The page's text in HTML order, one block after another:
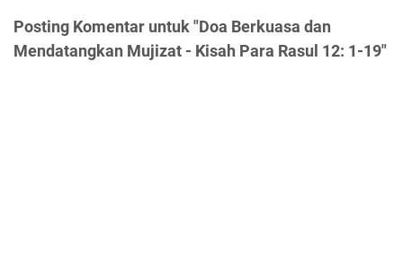
Posting Komentar untuk "Doa Berkuasa dan
Mendatangkan Mujizat - Kisah Para Rasul 12: 1-19"